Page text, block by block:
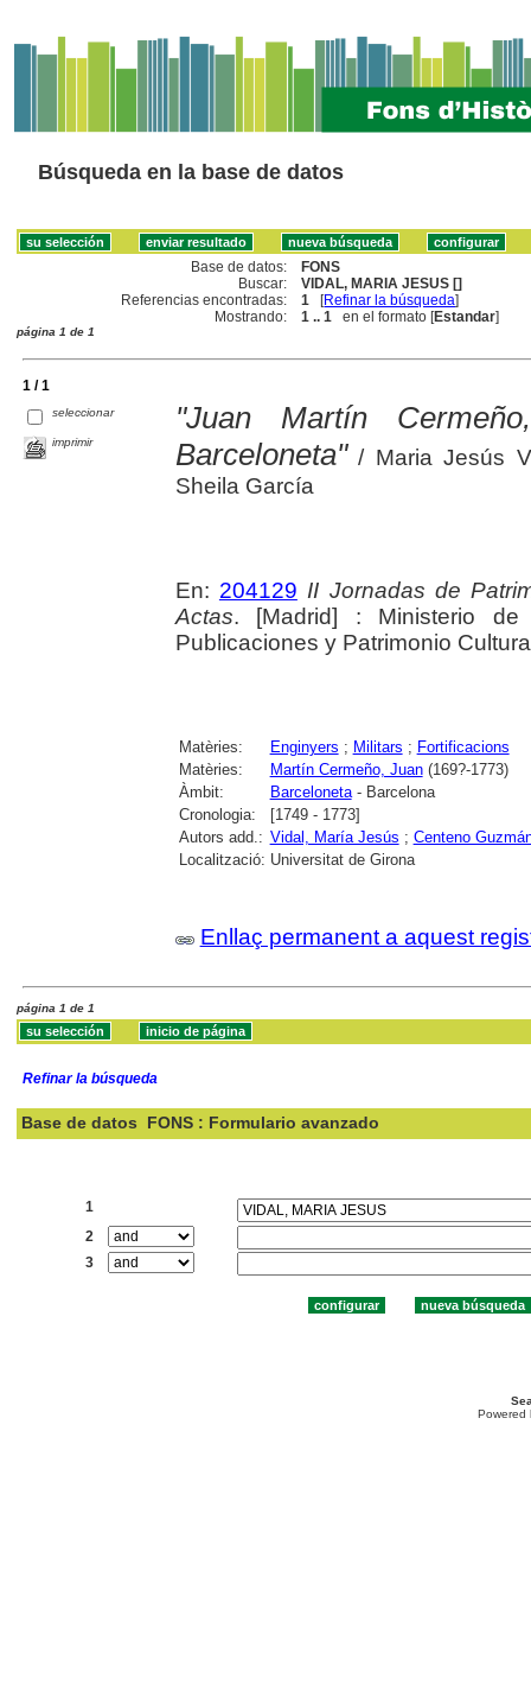
Búsqueda en la base de datos
Base de datos:
FONS
Buscar:
VIDAL, MARIA JESUS []
Referencias encontradas:
1 [Refinar la búsqueda]
Mostrando:
1 .. 1 en el formato [Estandar]
página 1 de 1
1 / 1
seleccionar
imprimir
"Juan Martín
Barceloneta"/ Maria Jesús
Sheila García
En: 204129 II Jornadas de
Actas. [Madrid] : Ministerio de
Publicaciones y Patrimonio
Matèries: Enginyers ; Militars ; Fortificacions
Matèries:
Martín Cermeño, Juan(169?-1773)
Àmbit:
Barceloneta- Barcelona
Cronologia:
[1749 - 1773]
Autors add.: Vidal, María Jesús ; Centeno
Localització: Universitat de Girona
Enllaç permanent a aquest
página 1 de 1
Refinar la búsqueda
Base de datos FONS : Formulario avanzado
1
2
3